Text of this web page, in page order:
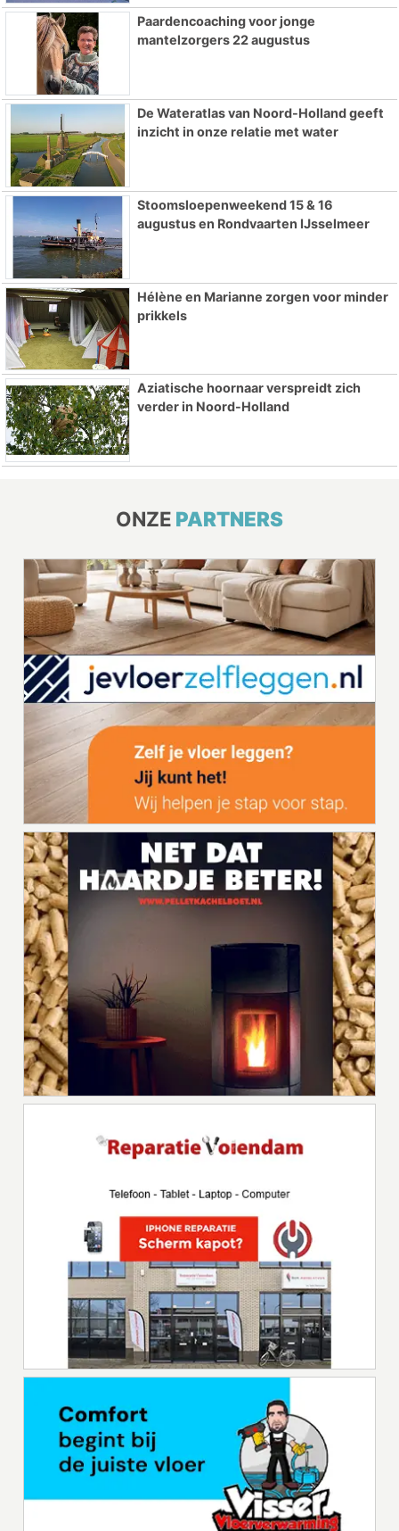
Paardencoaching voor jonge
mantelzorgers 22 augustus
De Wateratlas van Noord-Holland geeft
inzicht in onze relatie met water
Stoomsloepenweekend 15 & 16
augustus en Rondvaarten IJsselmeer
Hélène en Marianne zorgen voor minder
prikkels
Aziatische hoornaar verspreidt zich
verder in Noord-Holland
ONZE PARTNERS